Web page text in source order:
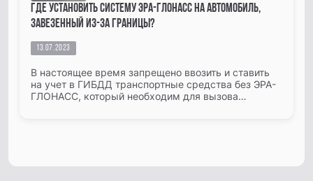
Где установить систему ЭРА-ГЛОНАСС на автомобиль,
завезенный из-за границы?
13.07.2023
В настоящее время запрещено ввозить и ставить
на учет в ГИБДД транспортные средства без ЭРА-
ГЛОНАСС, который необходим для вызова